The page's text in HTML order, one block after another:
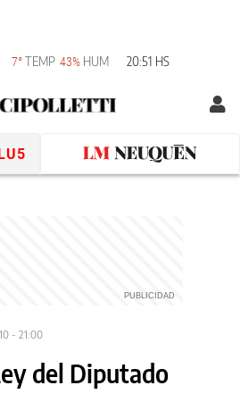
7° TEMP 43% HUM 20:51 HS
- 21:00
del Diputado